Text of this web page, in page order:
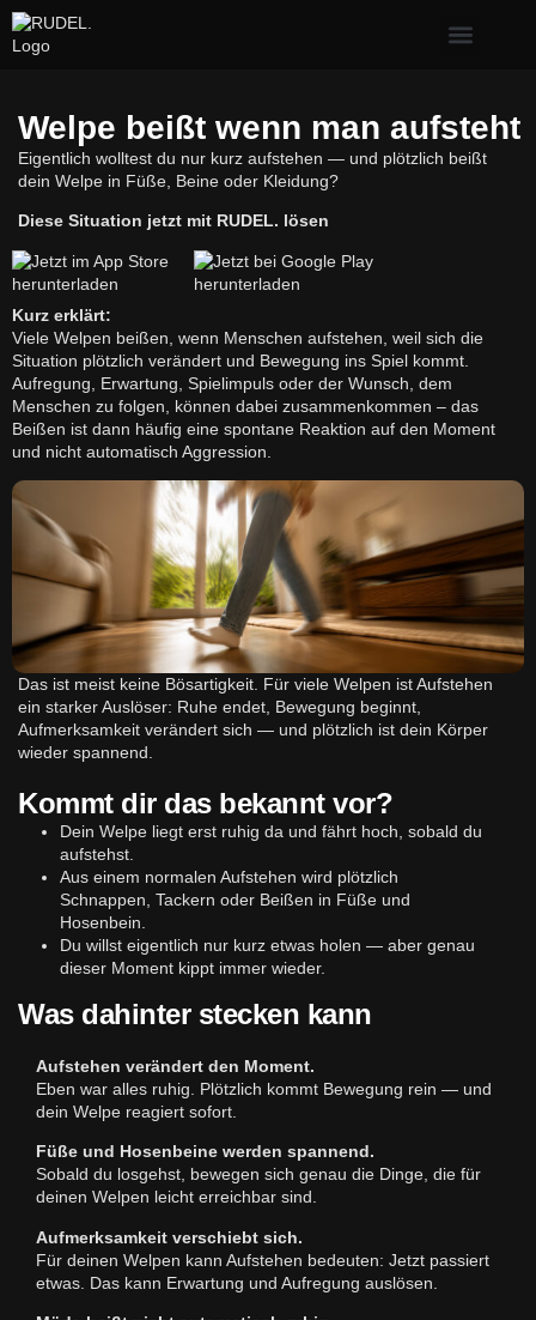
Welpe beißt wenn man aufsteht
Eigentlich wolltest du nur kurz aufstehen — und plötzlich beißt
dein Welpe in Füße, Beine oder Kleidung?
Diese Situation jetzt mit RUDEL. lösen
Kurz erklärt:
Viele Welpen beißen, wenn Menschen aufstehen, weil sich die
Situation plötzlich verändert und Bewegung ins Spiel kommt.
Aufregung, Erwartung, Spielimpuls oder der Wunsch, dem
Menschen zu folgen, können dabei zusammenkommen – das
Beißen ist dann häufig eine spontane Reaktion auf den Moment
und nicht automatisch Aggression.
Das ist meist keine Bösartigkeit. Für viele Welpen ist Aufstehen
ein starker Auslöser: Ruhe endet, Bewegung beginnt,
Aufmerksamkeit verändert sich — und plötzlich ist dein Körper
wieder spannend.
Kommt dir das bekannt vor?
Dein Welpe liegt erst ruhig da und fährt hoch, sobald du
aufstehst.
Aus einem normalen Aufstehen wird plötzlich
Schnappen, Tackern oder Beißen in Füße und
Hosenbein.
Du willst eigentlich nur kurz etwas holen — aber genau
dieser Moment kippt immer wieder.
Was dahinter stecken kann
Aufstehen verändert den Moment.
Eben war alles ruhig. Plötzlich kommt Bewegung rein — und
dein Welpe reagiert sofort.
Füße und Hosenbeine werden spannend.
Sobald du losgehst, bewegen sich genau die Dinge, die für
deinen Welpen leicht erreichbar sind.
Aufmerksamkeit verschiebt sich.
Für deinen Welpen kann Aufstehen bedeuten: Jetzt passiert
etwas. Das kann Erwartung und Aufregung auslösen.